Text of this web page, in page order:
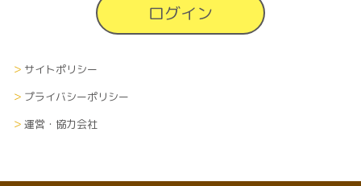
ログイン
サイトポリシー
プライバシーポリシー
運営・協力会社